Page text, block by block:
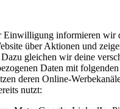
Einwilligung informieren wir
über Aktionen und
gleichen wir deine
Daten mit
deren Online-
nutzt: